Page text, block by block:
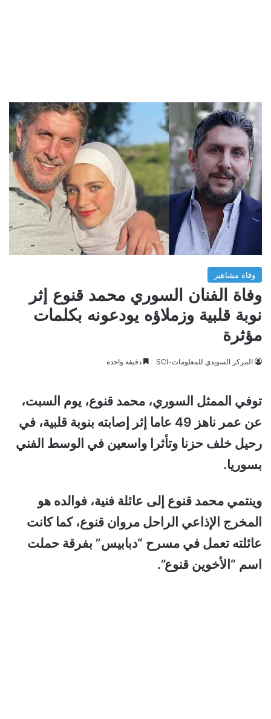
وفاة مشاهير
وفاة الفنان السوري محمد قنوع إثر
نوبة قلبية وزملاؤه يودعونه بكلمات
مؤثرة
المركز السويدي للمعلومات-SCI دقيقة واحدة
توفي الممثل السوري، محمد قنوع، يوم السبت،
عن عمر ناهز 49 عاما إثر إصابته بنوبة قلبية، في
رحيل خلف حزنا وتأثرا واسعين في الوسط الفني
بسوريا.
وينتمي محمد قنوع إلى عائلة فنية، فوالده هو
المخرج الإذاعي الراحل مروان قنوع، كما كانت
عائلته تعمل في مسرح “دبابيس” بفرقة حملت
اسم “الأخوين قنوع”.